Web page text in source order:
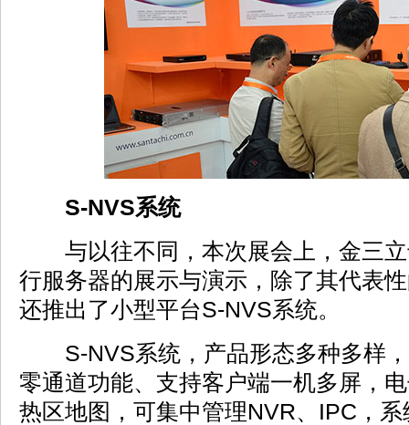
S-NVS系统
与以往不同，本次展会上，金三立
行服务器的展示与演示，除了其代表
还推出了小型平台S-NVS系统。
S-NVS系统，产品形态多种多样，
零通道功能、支持客户端一机多屏，
热区地图，可集中管理NVR、IPC，